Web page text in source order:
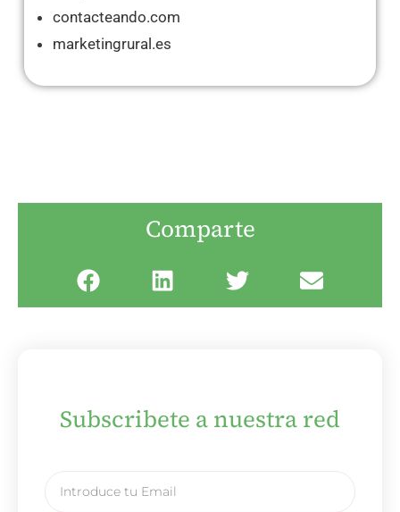
contacteando.com
marketingrural.es
Comparte
Subscribete a nuestra red